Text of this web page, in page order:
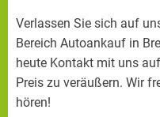
Verlassen Sie sich auf
Bereich Autoankauf in
heute Kontakt mit uns
Preis zu veräußern. Wir
hören!